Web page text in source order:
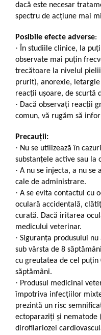
dacă este necesar
spectru de acțiune mai
Posibile efecte adverse:
· În studiile clinice, la
observate mai puțin
trecătoare la nivelul
prurit), anorexie,
reacții ușoare, de scurtă
· Dacă observaţi reacţii
comun, vă rugăm să
Precauții:
· Nu se utilizează în
substanţele active sau
· A nu se injecta, a nu se
cale de administrare.
· A se evita contactul cu
oculară accidentală,
curată. Dacă iritarea
medicului veterinar.
· Siguranţa produsului
sub vârsta de 8
cu greutatea de cel puțin
săptămâni.
· Produsul medicinal
împotriva infecțiilor
prezintă un risc
ectoparaziți și nematode
dirofilariozei